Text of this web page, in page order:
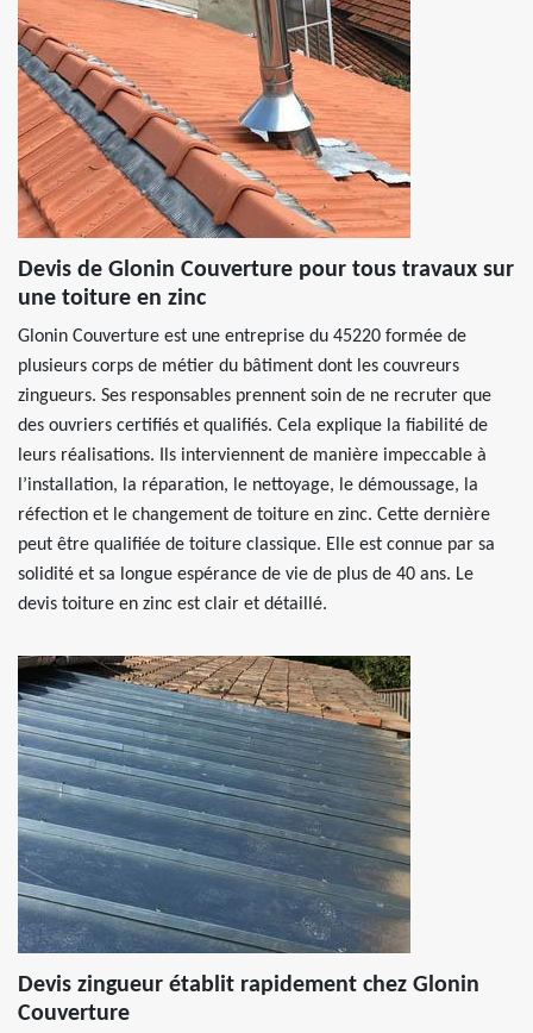
Devis de Glonin Couverture pour tous travaux sur
une toiture en zinc
Glonin Couverture est une entreprise du 45220 formée de
plusieurs corps de métier du bâtiment dont les couvreurs
zingueurs. Ses responsables prennent soin de ne recruter que
des ouvriers certifiés et qualifiés. Cela explique la fiabilité de
leurs réalisations. Ils interviennent de manière impeccable à
l’installation, la réparation, le nettoyage, le démoussage, la
réfection et le changement de toiture en zinc. Cette dernière
peut être qualifiée de toiture classique. Elle est connue par sa
solidité et sa longue espérance de vie de plus de 40 ans. Le
devis toiture en zinc est clair et détaillé.
Devis zingueur établit rapidement chez Glonin
Couverture